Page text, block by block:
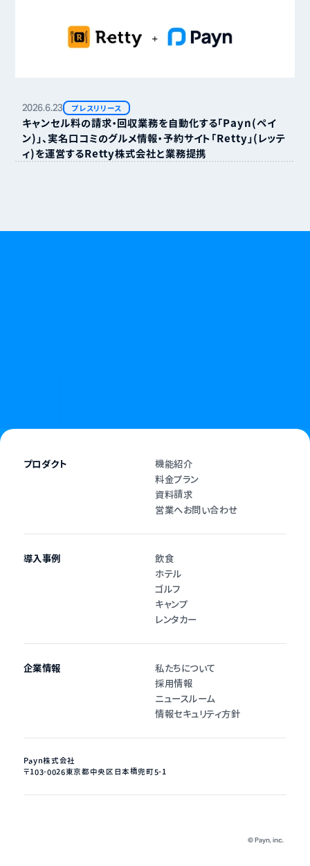
2026.6.23 プレスリリース
キャンセル料の請求・回収業務を自動化する「Payn（ペイ
ン）」、実名口コミのグルメ情報・予約サイト「Retty」（レッテ
ィ）を運営するRetty株式会社と業務提携
©︎ Payn, inc.
プロダクト
機能紹介
料金プラン
資料請求
営業へお問い合わせ
導入事例
飲食
ホテル
ゴルフ
キャンプ
レンタカー
企業情報
私たちについて
採用情報
ニュースルーム
情報セキュリティ方針
Payn株式会社
〒103-0026東京都中央区日本橋兜町5-1